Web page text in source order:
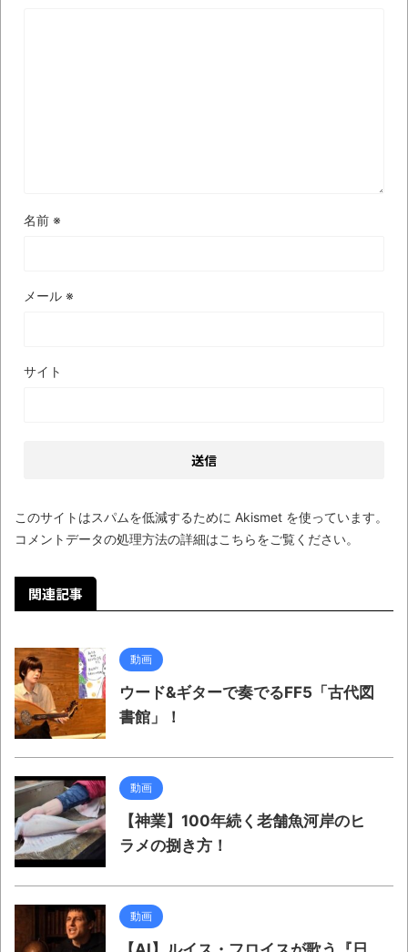
に入院中のオレのオナサポ懇願したら・・・
の数々！！
名前 ※
メール ※
サイト
このサイトはスパムを低減するために Akismet を使っています。
コメントデータの処理方法の詳細はこちらをご覧ください。
関連記事
動画
ウード&ギターで奏でるFF5「古代図
書館」！
動画
【神業】100年続く老舗魚河岸のヒ
ラメの捌き方！
動画